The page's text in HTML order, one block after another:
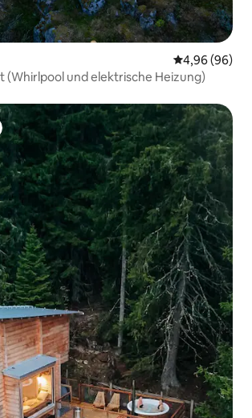
4,96 (96)
(Whirlpool und elektrische Heizung)